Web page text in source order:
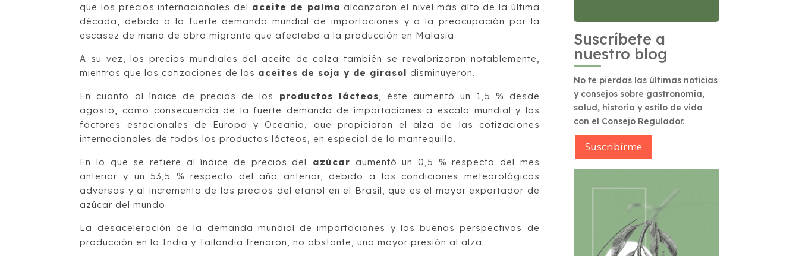
que los precios internacionales del aceite de palma alcanzaron el nivel más alto de la última
década, debido a la fuerte demanda mundial de importaciones y a la preocupación por la
escasez de mano de obra migrante que afectaba a la producción en Malasia.
A su vez, los precios mundiales del aceite de colza también se revalorizaron notablemente,
mientras que las cotizaciones de los aceites de soja y de girasol disminuyeron.
En cuanto al índice de precios de los productos lácteos , éste aumentó un 1,5 % desde
agosto, como consecuencia de la fuerte demanda de importaciones a escala mundial y los
factores estacionales de Europa y Oceanía, que propiciaron el alza de las cotizaciones
internacionales de todos los productos lácteos, en especial de la mantequilla.
En lo que se refiere al índice de precios del azúcar aumentó un 0,5 % respecto del mes
anterior y un 53,5 % respecto del año anterior, debido a las condiciones meteorológicas
adversas y al incremento de los precios del etanol en el Brasil, que es el mayor exportador de
azúcar del mundo.
La desaceleración de la demanda mundial de importaciones y las buenas perspectivas de
producción en la India y Tailandia frenaron, no obstante, una mayor presión al alza.
Suscríbete a
nuestro blog
No te pierdas las últimas noticias
y consejos sobre gastronomía,
salud, historia y estilo de vida
con el Consejo Regulador.
Suscribírme